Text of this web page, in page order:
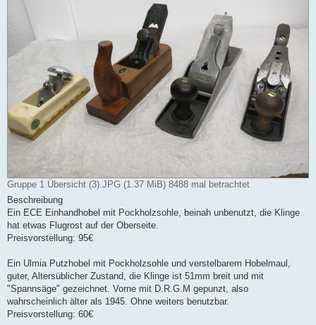
Gruppe 1 Übersicht (3).JPG (1.37 MiB) 8488 mal betrachtet
Beschreibung
Ein ECE Einhandhobel mit Pockholzsohle, beinah unbenutzt, die Klinge
hat etwas Flugrost auf der Oberseite.
Preisvorstellung: 95€
Ein Ulmia Putzhobel mit Pockholzsohle und verstelbarem Hobelmaul,
guter, Altersüblicher Zustand, die Klinge ist 51mm breit und mit
"Spannsäge" gezeichnet. Vorne mit D.R.G.M gepunzt, also
wahrscheinlich älter als 1945. Ohne weiters benutzbar.
Preisvorstellung: 60€